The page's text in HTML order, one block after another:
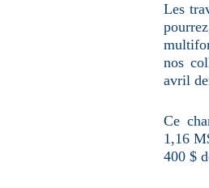
Les
nos
avril
Ce
1,16
400 $